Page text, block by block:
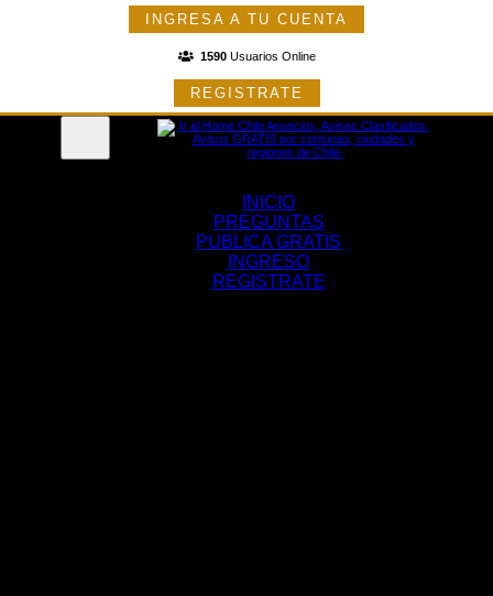
INGRESA A TU CUENTA
1590Usuarios Online
REGISTRATE
INICIO
PREGUNTAS
PUBLICA GRATIS
INGRESO
REGISTRATE